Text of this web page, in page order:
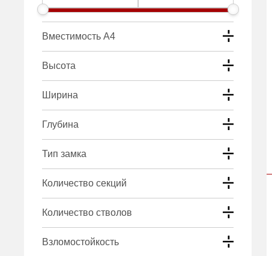
Вместимость А4
Высота
Ширина
Глубина
Тип замка
Количество секций
Количество стволов
Взломостойкость